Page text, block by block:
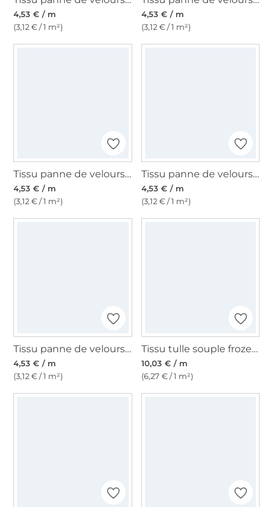
4,53 € / m
(3,12 € / 1 m²)
4,53 € / m
(3,12 € / 1 m²)
Tissu panne de velours, argent
4,53 € / m
(3,12 € / 1 m²)
Tissu panne de velours, beige clair
4,53 € / m
(3,12 € / 1 m²)
Tissu panne de velours, or
4,53 € / m
(3,12 € / 1 m²)
Tissu tulle souple frozen chrystals, rose
10,03 € / m
(6,27 € / 1 m²)